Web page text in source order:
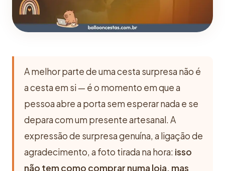
A melhor parte de uma cesta surpresa não é
a cesta em si — é o momento em que a
pessoa abre a porta sem esperar nada e se
depara com um presente artesanal. A
expressão de surpresa genuína, a ligação de
agradecimento, a foto tirada na hora: isso
não tem como comprar numa loja, mas